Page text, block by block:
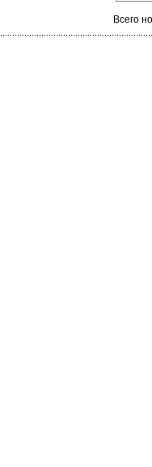
Всего